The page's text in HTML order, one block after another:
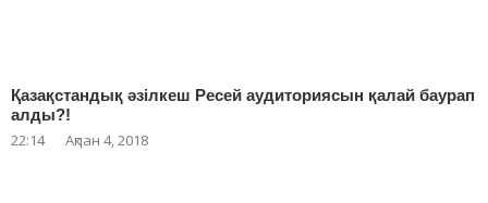
Қазақстандық әзілкеш Ресей аудиториясын қалай баурап
алды?!
22:14 Ақпан 4, 2018